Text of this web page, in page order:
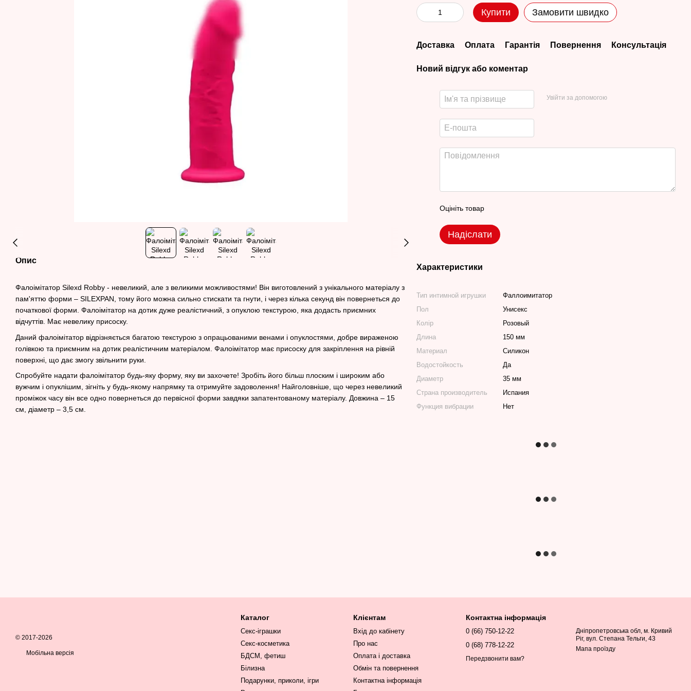
Опис
Фалоімітатор Silexd Robby - невеликий, але з великими можливостями! Він виготовлений з унікального матеріалу з
пам'яттю форми – SILEXPAN, тому його можна сильно стискати та гнути, і через кілька секунд він повернеться до
початкової форми. Фалоімітатор на дотик дуже реалістичний, з опуклою текстурою, яка додасть приємних
відчуттів. Має невелику присоску.
Даний фалоімітатор відрізняється багатою текстурою з опрацьованими венами і опуклостями, добре вираженою
голівкою та приємним на дотик реалістичним матеріалом. Фалоімітатор має присоску для закріплення на рівній
поверхні, що дає змогу звільнити руки.
Спробуйте надати фалоімітатор будь-яку форму, яку ви захочете! Зробіть його більш плоским і широким або
вужчим і опуклішим, зігніть у будь-якому напрямку та отримуйте задоволення! Найголовніше, що через невеликий
проміжок часу він все одно повернеться до первісної форми завдяки запатентованому матеріалу. Довжина – 15
см, діаметр – 3,5 см.
Купити Замовити швидко
Доставка Оплата Гарантія Повернення Консультація
Новий відгук або коментар
Увійти за допомогою
Оцініть товар
Надіслати
Характеристики
Тип интимной игрушки
Фаллоимитатор
Пол
Унисекс
Колір
Розовый
Длина
150 мм
Материал
Силикон
Водостойкость
Да
Диаметр
35 мм
Страна производитель
Испания
Функция вибрации
Нет
© 2017-2026
Мобільна версія
Каталог
Секс-іграшки
Секс-косметика
БДСМ, фетиш
Білизна
Подарунки, приколи, ігри
Клієнтам
Вхід до кабінету
Про нас
Оплата і доставка
Обмін та повернення
Контактна інформація
Контактна інформація
0 (66) 750-12-22
0 (68) 778-12-22
Передзвонити вам?
Дніпропетровська обл, м. Кривий
Ріг, вул. Степана Тельги, 43
Мапа проїзду